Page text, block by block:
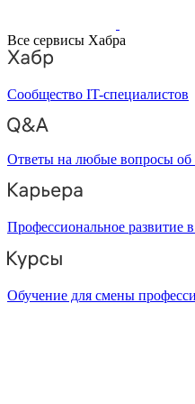
Все сервисы Хабра
Сообщество IT-специалистов
Ответы на любые вопросы об
Профессиональное развитие
Обучение для смены